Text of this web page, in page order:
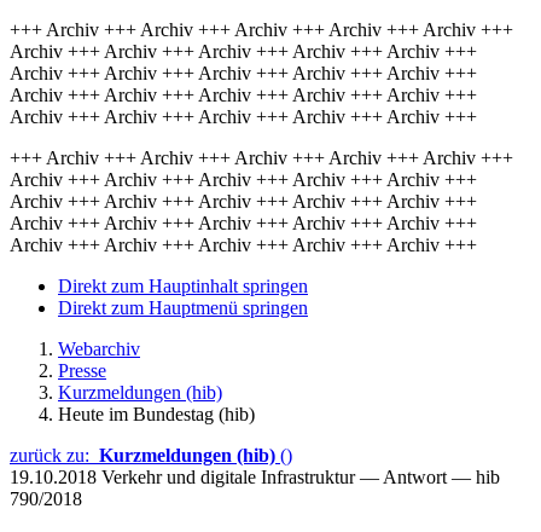
+++ Archiv +++ Archiv +++ Archiv +++ Archiv +++ Archiv +++
Archiv +++ Archiv +++ Archiv +++ Archiv +++ Archiv +++
Archiv +++ Archiv +++ Archiv +++ Archiv +++ Archiv +++
Archiv +++ Archiv +++ Archiv +++ Archiv +++ Archiv +++
Archiv +++ Archiv +++ Archiv +++ Archiv +++ Archiv +++
+++ Archiv +++ Archiv +++ Archiv +++ Archiv +++ Archiv +++
Archiv +++ Archiv +++ Archiv +++ Archiv +++ Archiv +++
Archiv +++ Archiv +++ Archiv +++ Archiv +++ Archiv +++
Archiv +++ Archiv +++ Archiv +++ Archiv +++ Archiv +++
Archiv +++ Archiv +++ Archiv +++ Archiv +++ Archiv +++
Direkt zum Hauptinhalt springen
Direkt zum Hauptmenü springen
Webarchiv
Presse
Kurzmeldungen (hib)
Heute im Bundestag (hib)
zurück zu: Kurzmeldungen (hib) ()
19.10.2018 Verkehr und digitale Infrastruktur — Antwort — hib
790/2018